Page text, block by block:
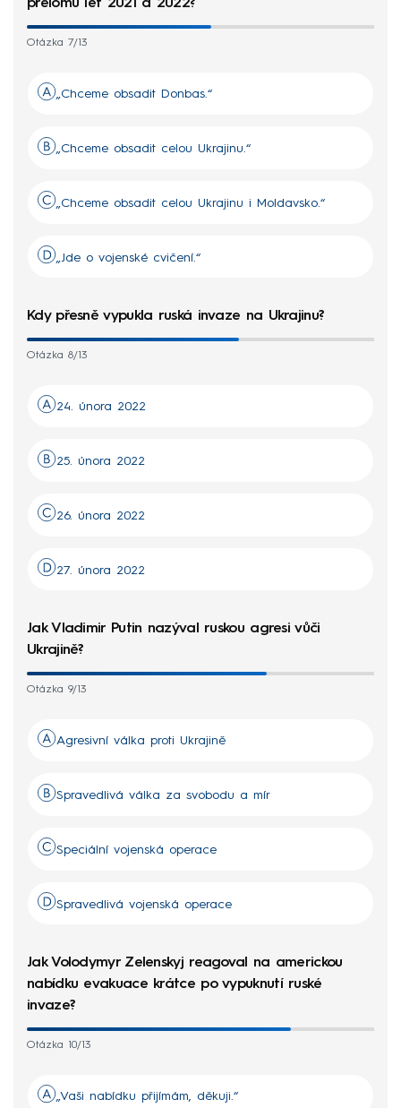
přelomu let 2021 a 2022?
Otázka 7/13
„Chceme obsadit Donbas.“
„Chceme obsadit celou Ukrajinu.“
„Chceme obsadit celou Ukrajinu i Moldavsko.“
„Jde o vojenské cvičení.“
Kdy přesně vypukla ruská invaze na Ukrajinu?
Otázka 8/13
24. února 2022
25. února 2022
26. února 2022
27. února 2022
Jak Vladimir Putin nazýval ruskou agresi vůči
Ukrajině?
Otázka 9/13
Agresivní válka proti Ukrajině
Spravedlivá válka za svobodu a mír
Speciální vojenská operace
Spravedlivá vojenská operace
Jak Volodymyr Zelenskyj reagoval na americkou
nabídku evakuace krátce po vypuknutí ruské
invaze?
Otázka 10/13
„Vaši nabídku přijímám, děkuji.“